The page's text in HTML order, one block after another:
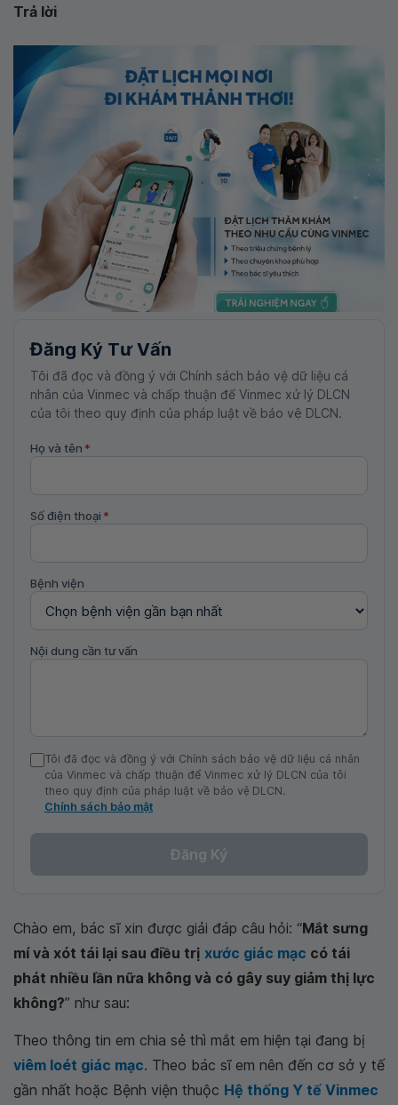
Trả lời
Đăng Ký Tư Vấn
Tôi đã đọc và đồng ý với Chính sách bảo vệ dữ liệu cá
nhân của Vinmec và chấp thuận để Vinmec xử lý DLCN
của tôi theo quy định của pháp luật về bảo vệ DLCN.
Họ và tên *
Số điện thoại *
Bệnh viện
Nội dung cần tư vấn
Tôi đã đọc và đồng ý với Chính sách bảo vệ dữ liệu cá nhân
của Vinmec và chấp thuận để Vinmec xử lý DLCN của tôi
theo quy định của pháp luật về bảo vệ DLCN.
Chính sách bảo mật
Đăng Ký
Chào em, bác sĩ xin được giải đáp câu hỏi: “Mắt sưng
mí và xót tái lại sau điều trị xước giác mạc có tái
phát nhiều lần nữa không và có gây suy giảm thị lực
không?” như sau:
Theo thông tin em chia sẻ thì mắt em hiện tại đang bị
viêm loét giác mạc. Theo bác sĩ em nên đến cơ sở y tế
gần nhất hoặc Bệnh viện thuộc Hệ thống Y tế Vinmec